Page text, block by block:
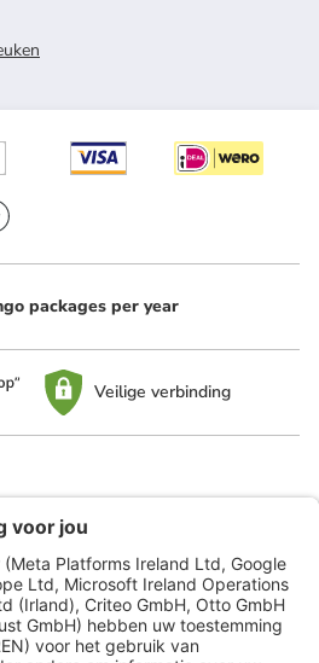
packages per year
Veilige verbinding